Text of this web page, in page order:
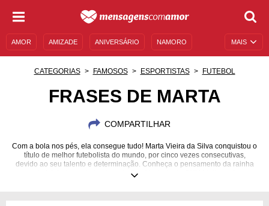
MAIS
AMOR AMIZADE ANIVERSÁRIO NAMORO
CATEGORIAS FAMOSOS ESPORTISTAS FUTEBOL
FRASES DE MARTA
COMPARTILHAR
Com a bola nos pés, ela consegue tudo! Marta Vieira da Silva conquistou o
título de melhor futebolista do mundo, por cinco vezes consecutivas,
devido ao seu talento e determinação. Conheça o pensamento da rainha
do futebol e embaixadora da Boa Vontade da ONU Mulheres!